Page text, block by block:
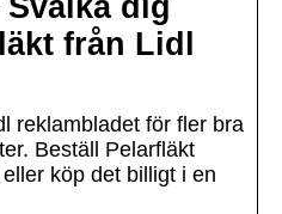
dig
från Lidl
reklambladet för fler bra
Beställ Pelarfläkt
köp det billigt i en